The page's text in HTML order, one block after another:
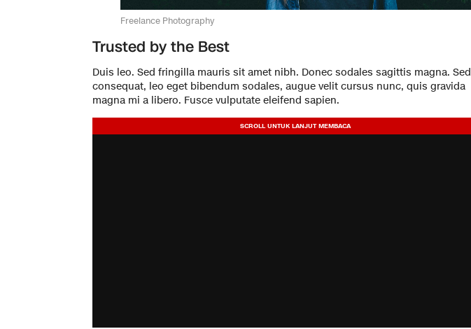
Freelance Photography
Trusted by the Best
Duis leo. Sed fringilla mauris sit amet nibh. Donec sodales sagittis magna. Sed
consequat, leo eget bibendum sodales, augue velit cursus nunc, quis gravida
magna mi a libero. Fusce vulputate eleifend sapien.